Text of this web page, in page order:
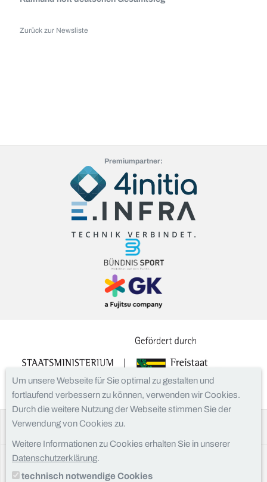
Zurück zur Newsliste
Premiumpartner:
Facebook
Impressum
Um unsere Webseite für Sie optimal zu gestalten und
fortlaufend verbessern zu können, verwenden wir Cookies.
Durch die weitere Nutzung der Webseite stimmen Sie der
Verwendung von Cookies zu.
Weitere Informationen zu Cookies erhalten Sie in unserer
Datenschutzerklärung.
technisch notwendige Cookies